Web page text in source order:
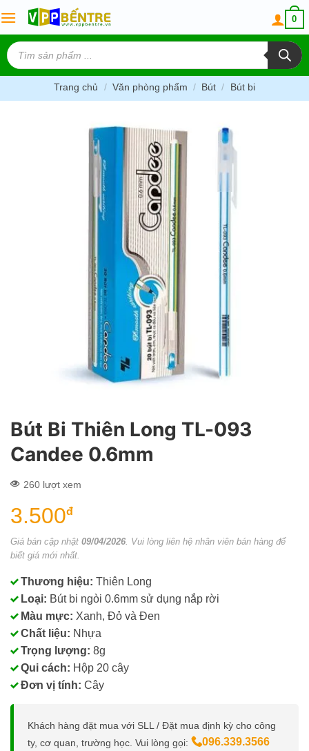
to
content
0
Tìm
kiếm
sản
phẩm
Trang chủ / Văn phòng phẩm / Bút / Bút bi
Bút Bi Thiên Long TL-093
Candee 0.6mm
260 lượt xem
3.500đ
Giá bán cập nhật 09/04/2026 . Vui lòng liên hệ nhân viên bán hàng để
biết giá mới nhất.
Thương hiệu: Thiên Long
Loại: Bút bi ngòi 0.6mm sử dụng nắp rời
Màu mực: Xanh, Đỏ và Đen
Chất liệu: Nhựa
Trọng lượng: 8g
Qui cách: Hộp 20 cây
Đơn vị tính: Cây
Khách hàng đặt mua với SLL / Đặt mua định kỳ cho công
ty, cơ quan, trường học. Vui lòng gọi:
096.339.3566